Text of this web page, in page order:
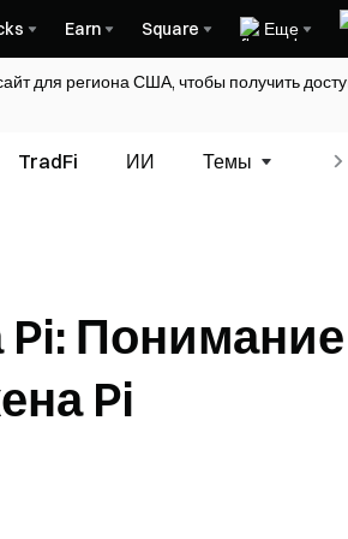
Earn Square Еще
для региона США, чтобы получить
TradFi ИИ Темы
Pi: Понимание
Pi